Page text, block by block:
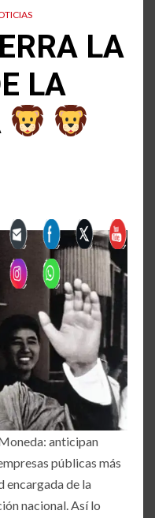
LA
LA
anticipan
públicas más
encargada de la
nacional. Así lo